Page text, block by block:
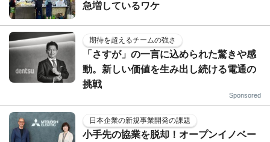
急増しているワケ
期待を超えるチームの強さ
「さすが」の一言に込められた驚きや感
動。新しい価値を生み出し続ける電通の
挑戦
Sponsored
日本企業の新規事業開発の課題
小手先の協業を脱却！オープンイノベー